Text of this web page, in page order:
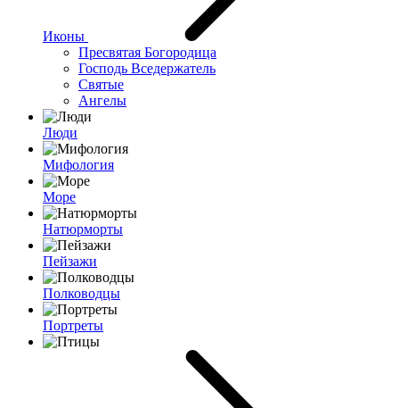
Иконы
Пресвятая Богородица
Господь Вседержатель
Святые
Ангелы
Люди
Мифология
Море
Натюрморты
Пейзажи
Полководцы
Портреты